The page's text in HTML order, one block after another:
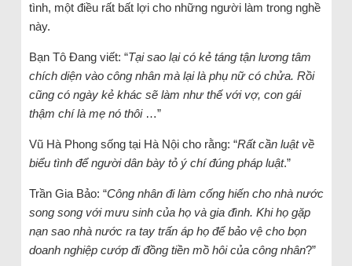
tình, một điều rất bất lợi cho những người làm trong nghề
này.
Bạn Tô Đang viết: “Tại sao lại có kẻ táng tận lương tâm
chích diện vào công nhân mà lại là phụ nữ có chửa. Rồi
cũng có ngày kẻ khác sẽ làm như thế với vợ, con gái
thậm chí là mẹ nó thôi…”
Vũ Hà Phong sống tại Hà Nội cho rằng: “Rất cần luật về
biểu tình để người dân bày tỏ ý chí đúng pháp luật.”
Trần Gia Bảo: “Công nhân đi làm cống hiến cho nhà nước
song song với mưu sinh của họ và gia đình. Khi họ gặp
nạn sao nhà nước ra tay trấn áp họ để bảo vệ cho bọn
doanh nghiệp cướp đi đồng tiền mồ hôi của công nhân?”